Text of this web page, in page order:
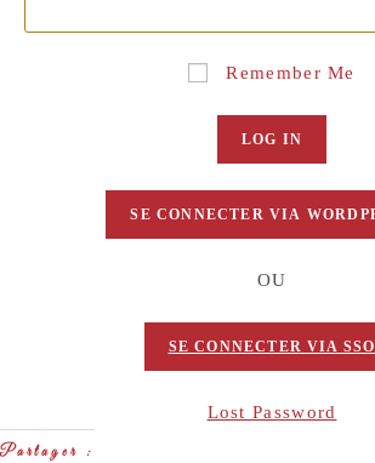
Remember Me
OU
SE CONNECTER VIA SSO
Lost Password
Partager :